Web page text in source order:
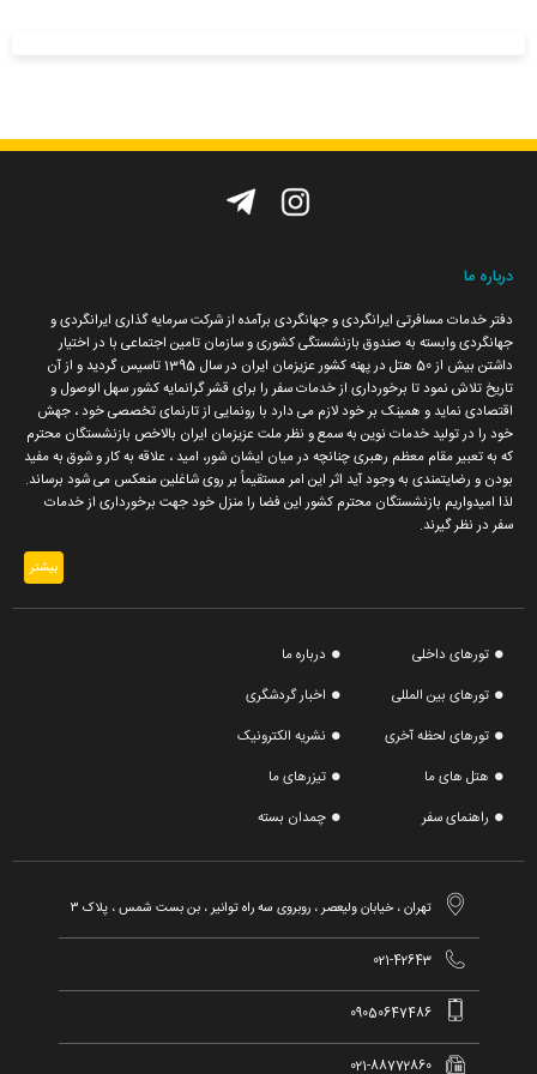
درباره ما
دفتر خدمات مسافرتی ایرانگردی و جهانگردی برآمده از شرکت سرمایه گذاری ایرانگردی و
جهانگردی وابسته به صندوق بازنشستگی کشوری و سازمان تامین اجتماعی با در اختیار
داشتن بیش از 50 هتل در پهنه کشور عزیزمان ایران در سال 1395 تاسیس گردید و از آن
تاریخ تلاش نمود تا برخورداری از خدمات سفر را برای قشر گرانمایه کشور سهل الوصول و
اقتصادی نماید و همینک بر خود لازم می دارد با رونمایی از تارنمای تخصصی خود ، جهش
خود را در تولید خدمات نوین به سمع و نظر ملت عزیزمان ایران بالاخص بازنشستگان محترم
که به تعبیر مقام معظم رهبری چنانچه در میان ایشان شور، امید ، علاقه به کار و شوق به مفید
بودن و رضایتمندی به وجود آید اثر این امر مستقیماً بر روی شاغلین منعکس می شود برساند.
لذا امیدواریم بازنشستگان محترم کشور این فضا را منزل خود جهت برخورداری از خدمات
سفر در نظر گیرند.
بیشتر
تورهای داخلی
تورهای بین المللی
تورهای لحظه آخری
هتل های ما
راهنمای سفر
درباره ما
اخبار گردشگری
نشریه الکترونیک
تیزرهای ما
چمدان بسته
 تهران ، خیابان ولیعصر ، روبروی سه راه توانیر ، بن بست شمس ، پلاک ۳

021-42643

09050647486

021-88772860